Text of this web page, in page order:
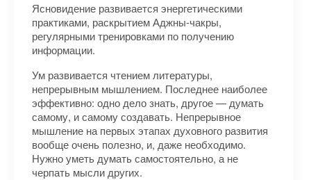
Ясновидение развивается энергетическими
практиками, раскрытием Аджны-чакры,
регулярными тренировками по получению
информации.
Ум развивается чтением литературы,
непрерывным мышлением. Последнее наиболее
эффективно: одно дело знать, другое — думать
самому, и самому создавать. Непрерывное
мышление на первых этапах духовного развития
вообще очень полезно, и, даже необходимо.
Нужно уметь думать самостоятельно, а не
черпать мысли других.